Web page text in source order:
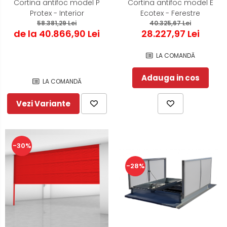
Cortina antifoc model P
Protex - Interior
58.381,29 Lei
de la 40.866,90 Lei
LA COMANDĂ
Vezi Variante
Cortina antifoc model E
Ecotex - Ferestre
40.325,67 Lei
28.227,97 Lei
LA COMANDĂ
Adauga in cos
-30%
-28%